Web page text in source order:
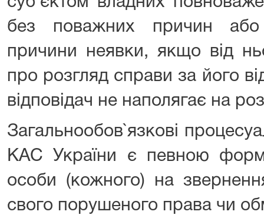
без поважних причин або
причини неявки, якщо від
про розгляд справи за його
відповідач не наполягає на
Загальнообов`язкові
КАС України є певною
особи (кожного) на
свого порушеного права чи